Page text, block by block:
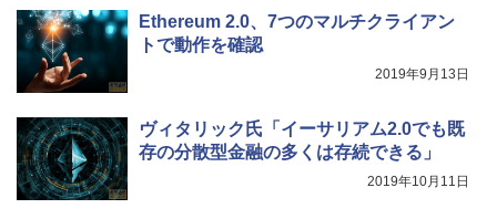
Ethereum 2.0、7つのマルチクライアン
トで動作を確認
2019年9月13日
ヴィタリック氏「イーサリアム2.0でも既
存の分散型金融の多くは存続できる」
2019年10月11日